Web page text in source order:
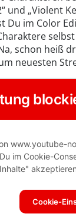
und „Violent
Du im Color
selbst
schon heiß
neuesten